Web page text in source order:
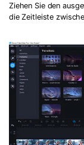
Ziehen Sie den
die Zeitleiste